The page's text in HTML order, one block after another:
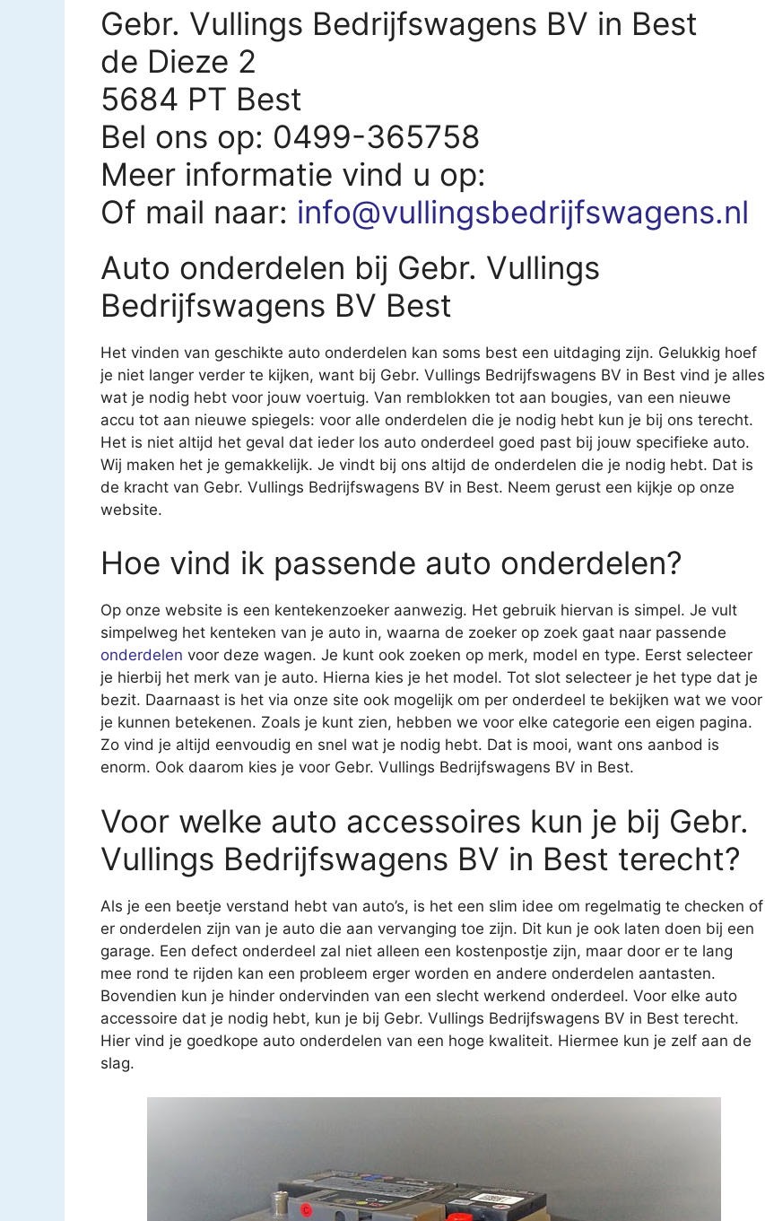
Gebr. Vullings Bedrijfswagens BV in Best
de Dieze 2
5684 PT Best
Bel ons op: 0499-365758
Meer informatie vind u op:
Of mail naar: info@vullingsbedrijfswagens.nl
Auto onderdelen bij Gebr. Vullings
Bedrijfswagens BV Best
Het vinden van geschikte auto onderdelen kan soms best een uitdaging zijn. Gelukkig hoef
je niet langer verder te kijken, want bij Gebr. Vullings Bedrijfswagens BV in Best vind je alles
wat je nodig hebt voor jouw voertuig. Van remblokken tot aan bougies, van een nieuwe
accu tot aan nieuwe spiegels: voor alle onderdelen die je nodig hebt kun je bij ons terecht.
Het is niet altijd het geval dat ieder los auto onderdeel goed past bij jouw specifieke auto.
Wij maken het je gemakkelijk. Je vindt bij ons altijd de onderdelen die je nodig hebt. Dat is
de kracht van Gebr. Vullings Bedrijfswagens BV in Best. Neem gerust een kijkje op onze
website.
Hoe vind ik passende auto onderdelen?
Op onze website is een kentekenzoeker aanwezig. Het gebruik hiervan is simpel. Je vult
simpelweg het kenteken van je auto in, waarna de zoeker op zoek gaat naar passende
onderdelen voor deze wagen. Je kunt ook zoeken op merk, model en type. Eerst selecteer
je hierbij het merk van je auto. Hierna kies je het model. Tot slot selecteer je het type dat je
bezit. Daarnaast is het via onze site ook mogelijk om per onderdeel te bekijken wat we voor
je kunnen betekenen. Zoals je kunt zien, hebben we voor elke categorie een eigen pagina.
Zo vind je altijd eenvoudig en snel wat je nodig hebt. Dat is mooi, want ons aanbod is
enorm. Ook daarom kies je voor Gebr. Vullings Bedrijfswagens BV in Best.
Voor welke auto accessoires kun je bij Gebr.
Vullings Bedrijfswagens BV in Best terecht?
Als je een beetje verstand hebt van auto’s, is het een slim idee om regelmatig te checken of
er onderdelen zijn van je auto die aan vervanging toe zijn. Dit kun je ook laten doen bij een
garage. Een defect onderdeel zal niet alleen een kostenpostje zijn, maar door er te lang
mee rond te rijden kan een probleem erger worden en andere onderdelen aantasten.
Bovendien kun je hinder ondervinden van een slecht werkend onderdeel. Voor elke auto
accessoire dat je nodig hebt, kun je bij Gebr. Vullings Bedrijfswagens BV in Best terecht.
Hier vind je goedkope auto onderdelen van een hoge kwaliteit. Hiermee kun je zelf aan de
slag.